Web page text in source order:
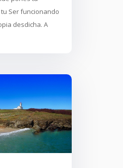
Ser funcionando
desdicha. A